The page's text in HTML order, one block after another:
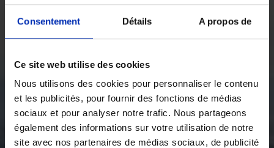
Consentement Détails A propos de
Ce site web utilise des cookies
Nous utilisons des cookies pour personnaliser le contenu
et les publicités, pour fournir des fonctions de médias
sociaux et pour analyser notre trafic. Nous partageons
également des informations sur votre utilisation de notre
site avec nos partenaires de médias sociaux, de publicité